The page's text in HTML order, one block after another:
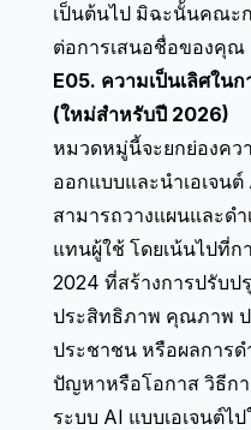
เป็นต้นไป มิฉะนั้นคณะ
ต่อการเสนอชื่อของคุณ
E05. ความเป็นเลิศในก
(ใหม่สำหรับปี 2026)
หมวดหมู่นี้จะยกย่องคว
ออกแบบและนำเอเจน
สามารถวางแผนและด
แทนผู้ใช้ โดยเน้นไปที่ก
2024 ที่สร้างการปรับป
ประสิทธิภาพ คุณภาพ
ประชาชน หรือผลการด
ปัญหาหรือโอกาส วิธีก
ระบบ AI แบบเอเจนต์ไ